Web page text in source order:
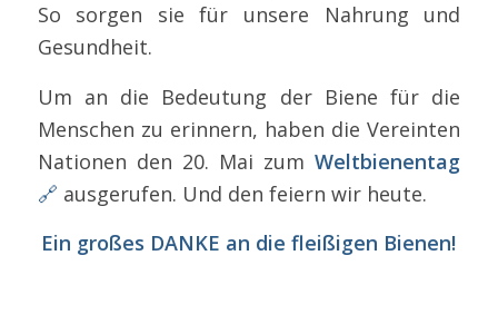
So sorgen sie für unsere Nahrung und
Gesundheit.
Um an die Bedeutung der Biene für die
Menschen zu erinnern, haben die Vereinten
Nationen den 20. Mai zumWeltbienentag
🔗 ausgerufen. Und den feiern wir heute.
Ein großes DANKE an die fleißigen Bienen!